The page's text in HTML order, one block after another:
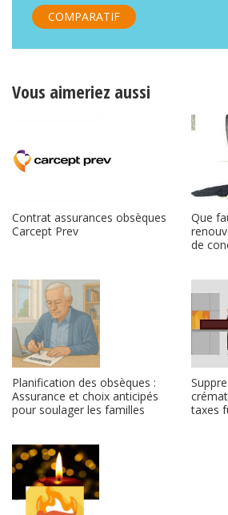
COMPARATIF
Vous aimeriez aussi
Contrat assurances obsèques
Carcept Prev
Que
de
Planification des obsèques :
Assurance et choix anticipés
pour soulager les familles
taxes